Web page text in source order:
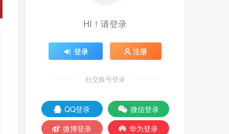
HI！请登录
登录 注册
社交账号登录
QQ登录
微信登录
微博登录
华为登录